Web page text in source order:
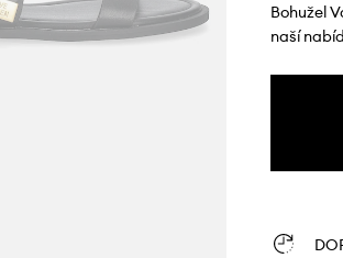
Bohužel
naší